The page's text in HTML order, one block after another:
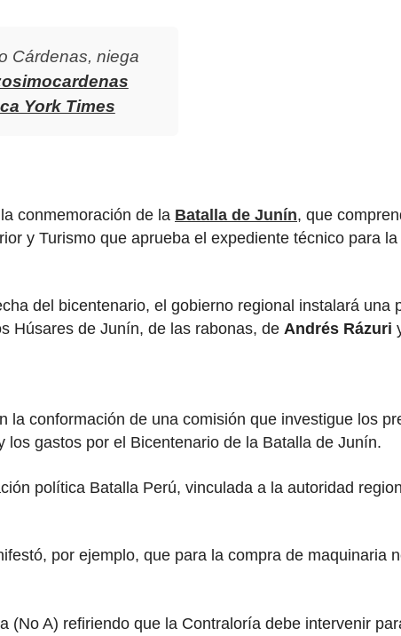
Cárdenas, niega
York Times
conmemoración de la Batalla de Junín, que
y Turismo que aprueba el expediente técnico para
del bicentenario, el gobierno regional instalará una
Húsares de Junín, de las rabonas, de Andrés Rázuri
conformación de una comisión que investigue los
gastos por el Bicentenario de la Batalla de Junín.
política Batalla Perú, vinculada a la autoridad
por ejemplo, que para la compra de maquinaria
(No A) refiriendo que la Contraloría debe intervenir